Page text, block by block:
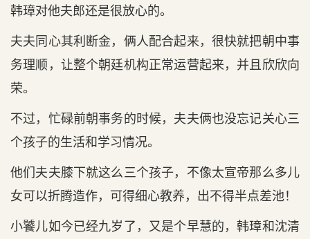
韩璋对他夫郎还是很放心的。
夫夫同心其利断金，俩人配合起来，很快就把朝中事
务理顺，让整个朝廷机构正常运营起来，并且欣欣向
荣。
不过，忙碌前朝事务的时候，夫夫俩也没忘记关心三
个孩子的生活和学习情况。
他们夫夫膝下就这么三个孩子，不像太宣帝那么多儿
女可以折腾造作，可得细心教养，出不得半点差池！
小饕儿如今已经九岁了，又是个早慧的，韩璋和沈清